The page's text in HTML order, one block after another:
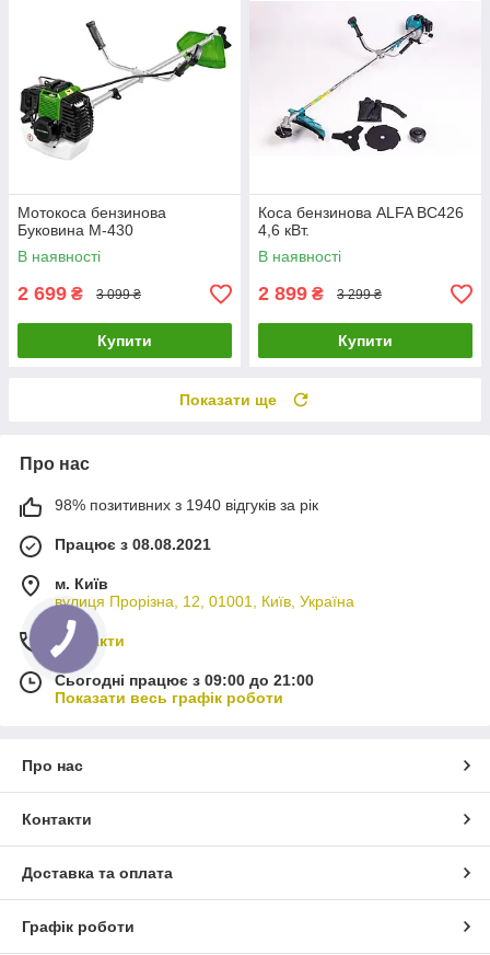
Мотокоса бензинова
Буковина М-430
В наявності
2 699 ₴ 3 099 ₴
Купити
Коса бензинова ALFA BC426
4,6 кВт.
В наявності
2 899 ₴ 3 299 ₴
Купити
Показати ще
Про нас
98% позитивних з 1940 відгуків за рік
Працює з 08.08.2021
м. Київ
вулиця Прорізна, 12, 01001, Київ, Україна
Контакти
Сьогодні працює з 09:00 до 21:00
Показати весь графік роботи
Про нас
Контакти
Доставка та оплата
Графік роботи